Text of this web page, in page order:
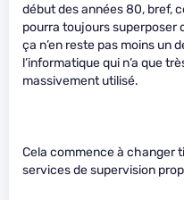
début des années 80, bref,
pourra toujours superposer
ça n’en reste pas moins un
l’informatique qui n’a que
massivement utilisé.
Cela commence à changer
services de supervision